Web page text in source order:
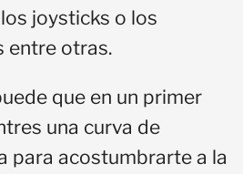
joysticks o los
entre otras.
que en un primer
una curva de
para acostumbrarte a la